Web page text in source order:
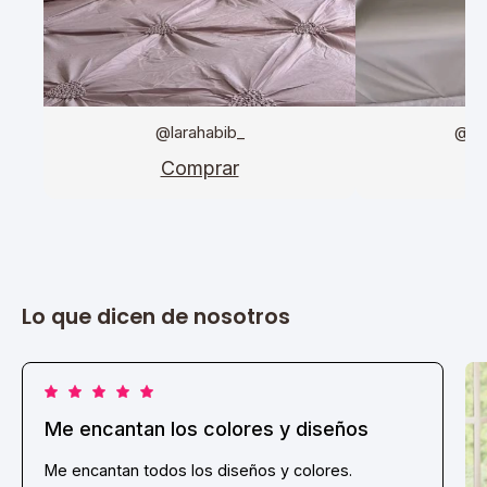
@larahabib_
Comprar
Lo que dicen de nosotros
Me encantan los colores y diseños
Me encantan todos los diseños y colores.